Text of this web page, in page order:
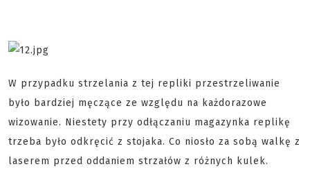
W przypadku strzelania z tej repliki przestrzeliwanie
było bardziej męczące ze względu na każdorazowe
wizowanie. Niestety przy odłączaniu magazynka replikę
trzeba było odkręcić z stojaka. Co niosło za sobą walkę z
laserem przed oddaniem strzałów z różnych kulek.